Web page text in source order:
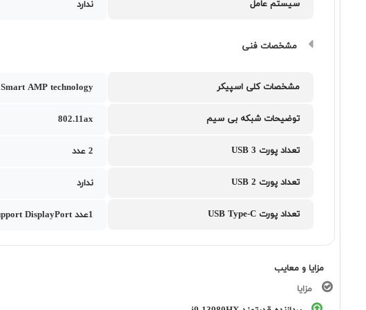
سیستم عامل ندارد
مشخصات فنی
مشخصات کلی اسپیکر Smart AMP technology
توضیحات شبکه بی سیم 802.11ax
تعداد پورت USB 3 2 عدد
تعداد پورت USB 2 ندارد
تعداد پورت USB Type-C 1عدد USB 3.2 Gen 2 Type-C support DisplayPort به همراه 1 عدد Thunderbolt 4 support DisplayPort
مزایا و معایب
مزایا